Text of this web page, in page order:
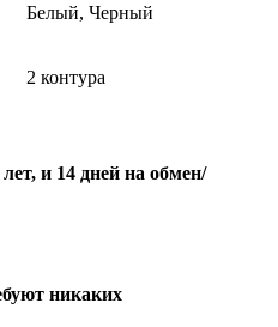
Белый, Черный
2 контура
и 14 дней на обмен/
никаких